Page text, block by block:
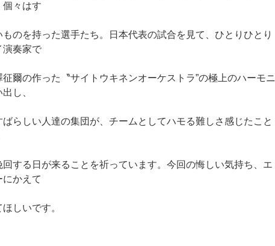
個々はす
ものを持った選手たち。日本代表の試合を見て、ひとりひとり
演奏家で
征爾の作った〝サイトウキネンオーケストラ”の極上のハーモニ
し、
ばらしい人達の集団が、チームとしてハモる難しさ感じたこと
回する日が来ることを祈っています。今回の悔しい気持ち、エ
にかえて
しいです。